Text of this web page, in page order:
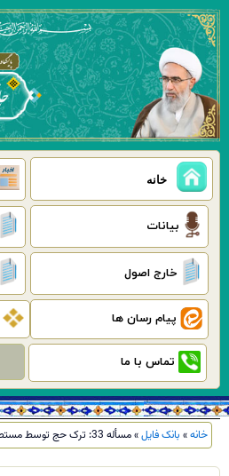
پرش
محتوا
خانه
بیانات
خارج اصول
پیام رسان ها
تماس با ما
خانه» بانک فایل»مسأله 33: ترک حج توسط مستطیع یا فعل حج توسط غیر مستطیع